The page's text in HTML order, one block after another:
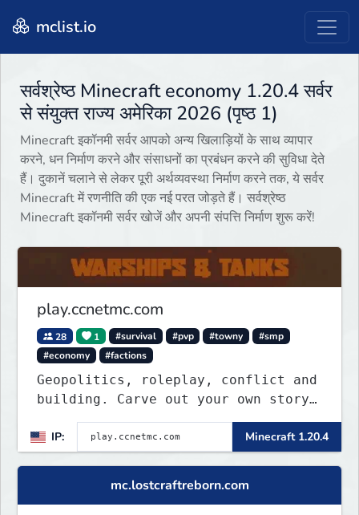
mclist.io
सर्वश्रेष्ठ Minecraft economy 1.20.4 सर्वर
से संयुक्त राज्य अमेरिका 2026 (पृष्ठ 1)
Minecraft इकॉनमी सर्वर आपको अन्य खिलाड़ियों के साथ व्यापार
करने, धन निर्माण करने और संसाधनों का प्रबंधन करने की सुविधा देते
हैं। दुकानें चलाने से लेकर पूरी अर्थव्यवस्था निर्माण करने तक, ये सर्वर
Minecraft में रणनीति की एक नई परत जोड़ते हैं। सर्वश्रेष्ठ
Minecraft इकॉनमी सर्वर खोजें और अपनी संपत्ति निर्माण शुरू करें!
play.ccnetmc.com
28 1 #survival #pvp #towny
#smp
#economy
#factions
Geopolitics, roleplay, conflict and
building. Carve out your own story
on a 1:1000 map of Earth using
tanks, warships, guns and more.
Express your creative side by
building cities that the world will
IP: Minecraft 1.20.4
mc.lostcraftreborn.com